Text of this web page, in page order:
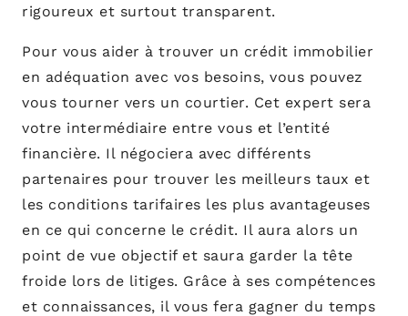
rigoureux et surtout transparent.
Pour vous aider à trouver un crédit immobilier
en adéquation avec vos besoins, vous pouvez
vous tourner vers un courtier. Cet expert sera
votre intermédiaire entre vous et l’entité
financière. Il négociera avec différents
partenaires pour trouver les meilleurs taux et
les conditions tarifaires les plus avantageuses
en ce qui concerne le crédit. Il aura alors un
point de vue objectif et saura garder la tête
froide lors de litiges. Grâce à ses compétences
et connaissances, il vous fera gagner du temps